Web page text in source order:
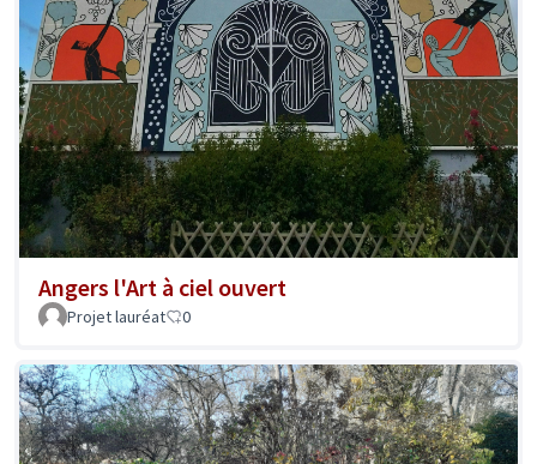
Angers l'Art à ciel ouvert
Projet lauréat 0